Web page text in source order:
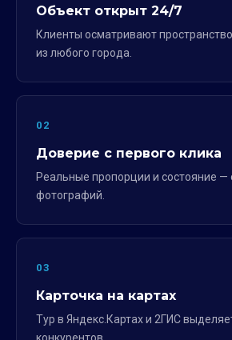
Объект открыт 24/7
Клиенты осматривают
из любого города.
02
Доверие с первого клика
Реальные пропорции и состояние
фотографий.
03
Карточка на картах
Тур в Яндекс.Картах и 2ГИС